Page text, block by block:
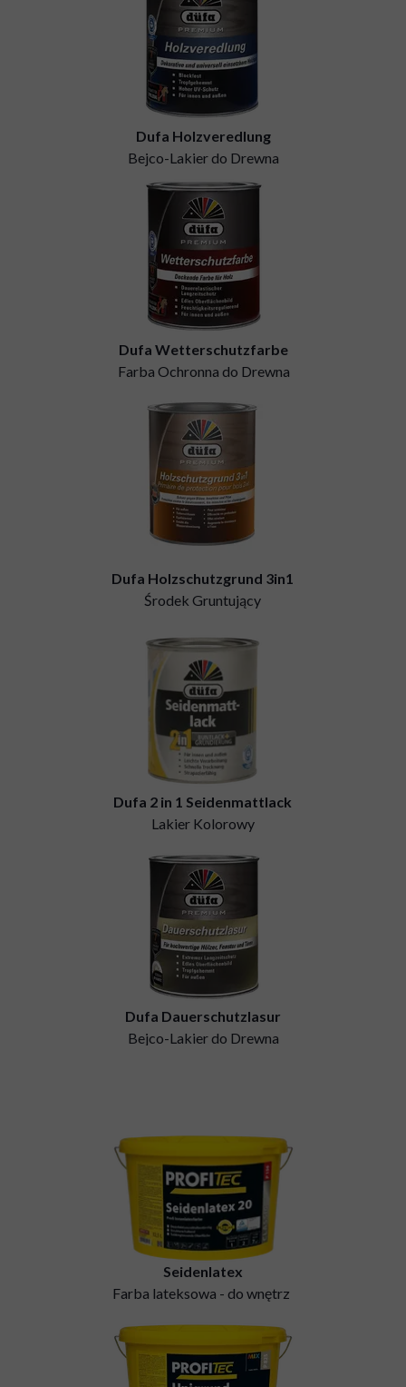
Dufa Holzschutzgrund 3in1
Środek Gruntujący
Dufa Dauerschutzlasur
Bejco-Lakier do Drewna
Dufa 2 in 1 Seidenmattlack
Lakier Kolorowy
Dufa Wetterschutzfarbe
Farba Ochronna do Drewna
Dufa Holzveredlung
Bejco-Lakier do Drewna
Seidenlatex
Farba lateksowa - do wnętrz